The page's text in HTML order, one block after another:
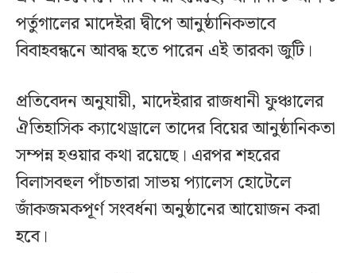
পর্তুগালের মাদেইরা দ্বীপে আনুষ্ঠানিকভাবে
বিবাহবন্ধনে আবদ্ধ হতে পারেন এই তারকা জুটি।
প্রতিবেদন অনুযায়ী, মাদেইরার রাজধানী ফুঞ্চালের
ঐতিহাসিক ক্যাথেড্রালে তাদের বিয়ের আনুষ্ঠানিকতা
সম্পন্ন হওয়ার কথা রয়েছে। এরপর শহরের
বিলাসবহুল পাঁচতারা সাভয় প্যালেস হোটেলে
জাঁকজমকপূর্ণ সংবর্ধনা অনুষ্ঠানের আয়োজন করা
হবে।